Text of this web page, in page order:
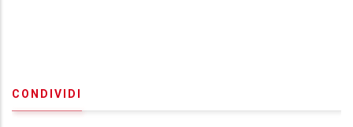
CONDIVIDI